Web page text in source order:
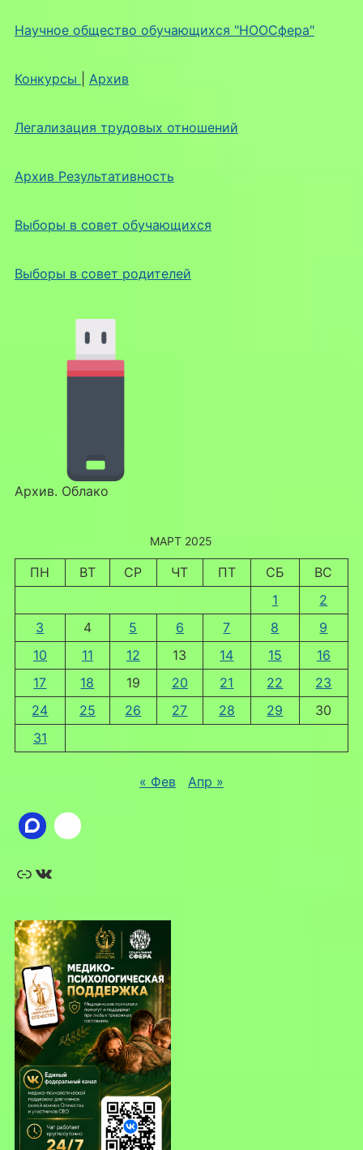
Научное общество обучающихся "НООСфера"
Конкурсы Архив
Легализация трудовых отношений
Архив Результативность
Выборы в совет обучающихся
Выборы в совет родителей
Архив. Облако
МАРТ 2025
ПН ВТ СР ЧТ ПТ СБ
ВС
1
2
3
4 5 6 7 8
9
10
11 12 13 14 15
16
17
18 19 20 21 22
23
24
25 26 27 28 29
30
31
« Фев Апр »
Ссылка